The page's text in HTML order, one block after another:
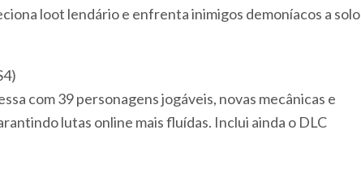
loot lendário e enfrenta inimigos demoníacos a solo
com 39 personagens jogáveis, novas mecânicas e
lutas online mais fluídas. Inclui ainda o DLC